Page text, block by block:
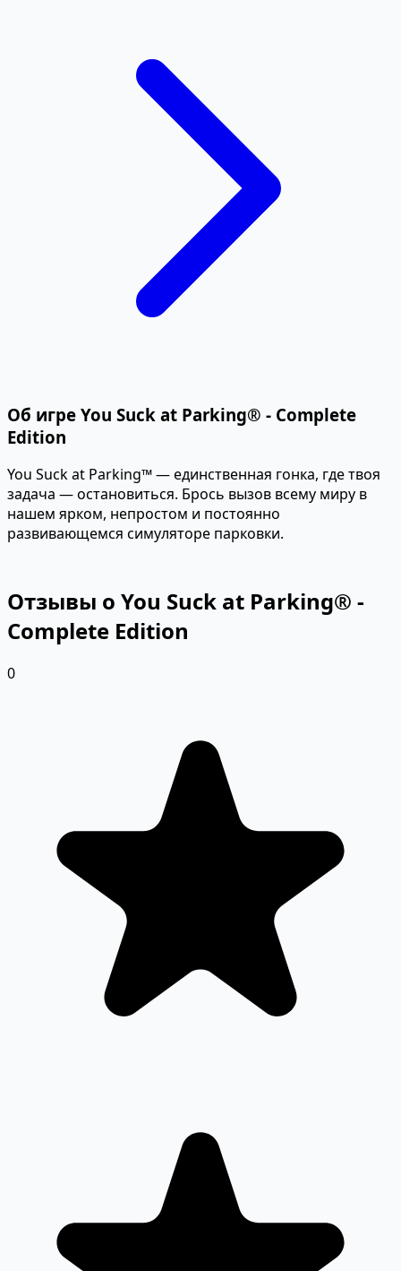
Об игре You Suck at Parking® - Complete
Edition
You Suck at Parking™ — единственная гонка, где твоя
задача — остановиться. Брось вызов всему миру в
нашем ярком, непростом и постоянно
развивающемся симуляторе парковки.
Отзывы о You Suck at Parking® -
Complete Edition
0